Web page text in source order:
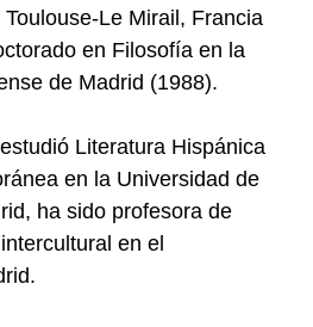
Le Mirail, Francia
en Filosofía en la
de Madrid (1988).
Literatura Hispánica
en la Universidad de
ha sido profesora de
en el